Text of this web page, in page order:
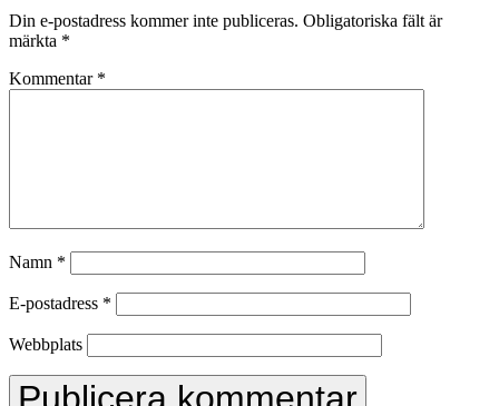
Din e-postadress kommer inte publiceras. Obligatoriska fält är
märkta *
Kommentar *
Namn *
E-postadress *
Webbplats